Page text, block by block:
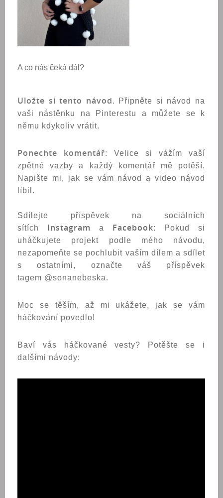
A co nás čeká dál?
Uložte si tento návod. Připněte si návod na
vaši nástěnku na Pinterestu a můžete se k
němu kdykoliv vrátit.
Ponechte komentář: Velice si vážím vaší
zpětné vazby a každý komentář mě potěší.
Napište mi, jak se vám návod a video návod
líbil.
Sdílejte příspěvek na sociálních
sítích Instagram a Facebook: Pokud si
uháčkujete projekt podle mého návodu,
nezapomeňte se pochlubit vaším dílem a sdílet
s ostatními, označte váš příspěvek
tagem @sonanebeska.
Moc se těším, až mi ukážete, jak se vám
háčkování povedlo!
Baví vás háčkované vesty? Potěšte se i
dalšími návody: